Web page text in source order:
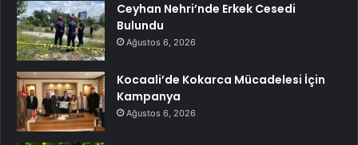
Ceyhan Nehri’nde Erkek Cesedi
Bulundu
Ağustos 6, 2026
Kocaali’de Kokarca Mücadelesi İçin
Kampanya
Ağustos 6, 2026